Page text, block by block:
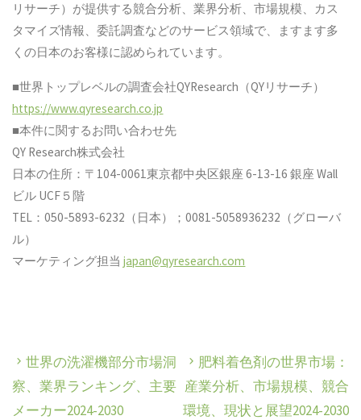
リサーチ）が提供する競合分析、業界分析、市場規模、カス
タマイズ情報、委託調査などのサービス領域で、ますます多
くの日本のお客様に認められています。
■世界トップレベルの調査会社QYResearch（QYリサーチ）
https://www.qyresearch.co.jp
■本件に関するお問い合わせ先
QY Research株式会社
日本の住所：〒104-0061東京都中央区銀座 6-13-16 銀座 Wall
ビル UCF５階
TEL：050-5893-6232（日本）；0081-5058936232（グローバ
ル）
マーケティング担当japan@qyresearch.com
世界の洗濯機部分市場洞
察、業界ランキング、主要
メーカー2024-2030
肥料着色剤の世界市場：
産業分析、市場規模、競合
環境、現状と展望2024-2030